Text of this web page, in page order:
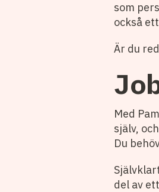
som
också
Är du
Med
själv,
Du
del av